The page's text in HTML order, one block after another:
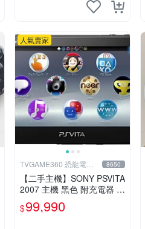
人氣賣家
TVGAME360 恐龍電玩- 8650
【二手主機】SONY PSVITA
2007 主機 黑色 附充電器 U
SB傳輸線 PS VITA PSV 無
盒裝
$99,990